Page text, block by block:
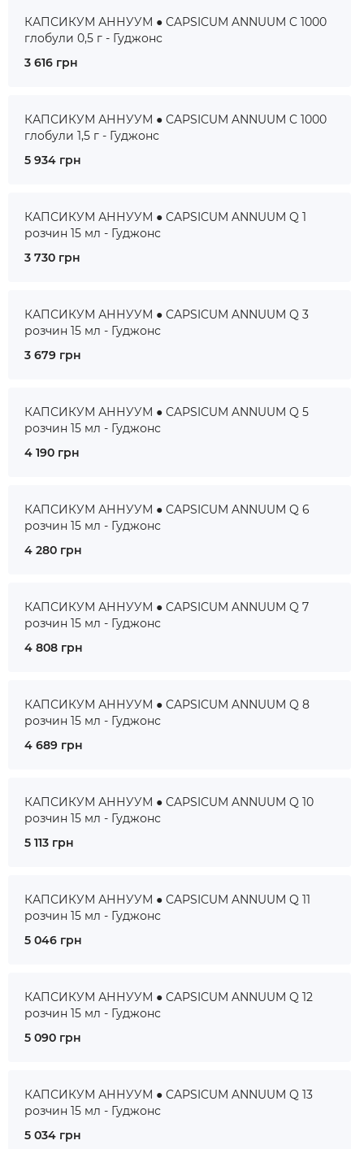
КАПСИКУМ АННУУМ ● CAPSICUM ANNUUM C 1000
глобули 0,5 г - Гуджонс
3 616 грн
КАПСИКУМ АННУУМ ● CAPSICUM ANNUUM C 1000
глобули 1,5 г - Гуджонс
5 934 грн
КАПСИКУМ АННУУМ ● CAPSICUM ANNUUM Q 1
розчин 15 мл - Гуджонс
3 730 грн
КАПСИКУМ АННУУМ ● CAPSICUM ANNUUM Q 3
розчин 15 мл - Гуджонс
3 679 грн
КАПСИКУМ АННУУМ ● CAPSICUM ANNUUM Q 5
розчин 15 мл - Гуджонс
4 190 грн
КАПСИКУМ АННУУМ ● CAPSICUM ANNUUM Q 6
розчин 15 мл - Гуджонс
4 280 грн
КАПСИКУМ АННУУМ ● CAPSICUM ANNUUM Q 7
розчин 15 мл - Гуджонс
4 808 грн
КАПСИКУМ АННУУМ ● CAPSICUM ANNUUM Q 8
розчин 15 мл - Гуджонс
4 689 грн
КАПСИКУМ АННУУМ ● CAPSICUM ANNUUM Q 10
розчин 15 мл - Гуджонс
5 113 грн
КАПСИКУМ АННУУМ ● CAPSICUM ANNUUM Q 11
розчин 15 мл - Гуджонс
5 046 грн
КАПСИКУМ АННУУМ ● CAPSICUM ANNUUM Q 12
розчин 15 мл - Гуджонс
5 090 грн
КАПСИКУМ АННУУМ ● CAPSICUM ANNUUM Q 13
розчин 15 мл - Гуджонс
5 034 грн